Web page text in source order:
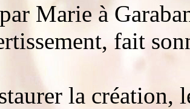
Marie à
fait
la création,